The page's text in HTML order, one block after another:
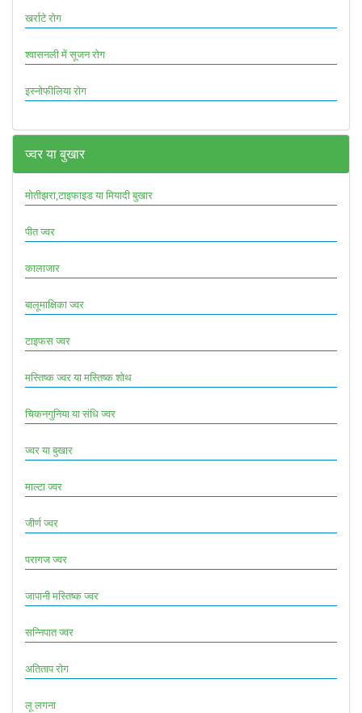
खर्राटे रोग
श्वासनली में सूजन रोग
इस्नोफीलिया रोग
ज्वर या बुखार
मोतीझरा,टाइफाइड या मियादी बुखार
पीत ज्वर
कालाजार
बालूमाक्षिका ज्वर
टाइफस ज्वर
मस्तिष्क ज्वर या मस्तिष्क शोथ
चिकनगुनिया या संधि ज्वर
ज्वर या बुखार
माल्टा ज्वर
जीर्ण ज्वर
परागज ज्वर
जापानी मस्तिष्क ज्वर
सन्निपात ज्वर
अतिताप रोग
लू लगना